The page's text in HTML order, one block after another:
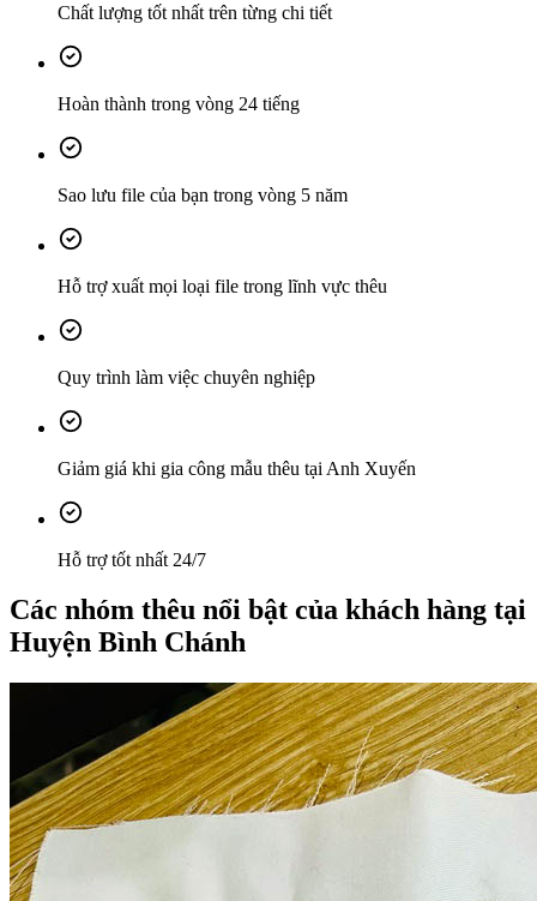
Chất lượng tốt nhất trên từng chi tiết
Hoàn thành trong vòng 24 tiếng
Sao lưu file của bạn trong vòng 5 năm
Hỗ trợ xuất mọi loại file trong lĩnh vực thêu
Quy trình làm việc chuyên nghiệp
Giảm giá khi gia công mẫu thêu tại Anh Xuyến
Hỗ trợ tốt nhất 24/7
Các nhóm thêu nổi bật của khách hàng tại
Huyện Bình Chánh